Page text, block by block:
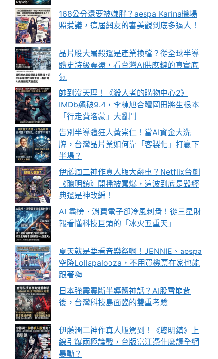
168公分還要被嫌胖？aespa Karina機場
照惹議，這屆網友的審美觀到底多逼人！
晶片股大屠殺還是產業換檔？從全球半導
體史詩級震盪，看台灣AI供應鏈的真實底
氣
帥到沒天理！《殺人者的購物中心2》
IMDb飆破9.4，李棟旭合體岡田將生根本
「行走費洛蒙」大亂鬥
告別半導體狂人黃崇仁！當AI資金大洗
牌，台灣晶片業如何靠「客製化」打贏下
半場？
伊藤潤二神作真人版大翻車？Netflix台劇
《聰明鎮》開播被罵爆，這波到底是毀經
典還是神改編！
AI 霸榜、消費電子卻冷風刺骨！從三星財
報看懂科技巨頭的「冰火五重天」
夏天就是要看音樂祭啊！JENNIE、aespa
空降Lollapalooza，不用買機票在家也能
跟著嗨
日本強震震斷半導體神話？AI股雪崩背
後，台灣科技島面臨的雙重考驗
伊藤潤二神作真人版駕到！《聰明鎮》上
線引爆兩極論戰，台版富江憑什麼讓全網
暴動？